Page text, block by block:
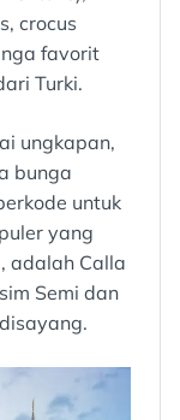
crocus
favorit
Turki.
ungkapan,
bunga
untuk
yang
adalah Calla
Semi dan